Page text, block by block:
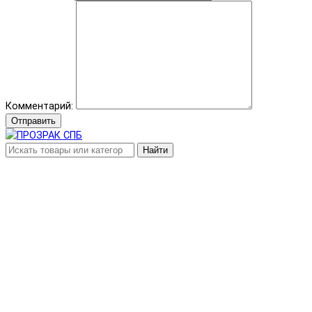
Комментарий:
Отправить
Найти